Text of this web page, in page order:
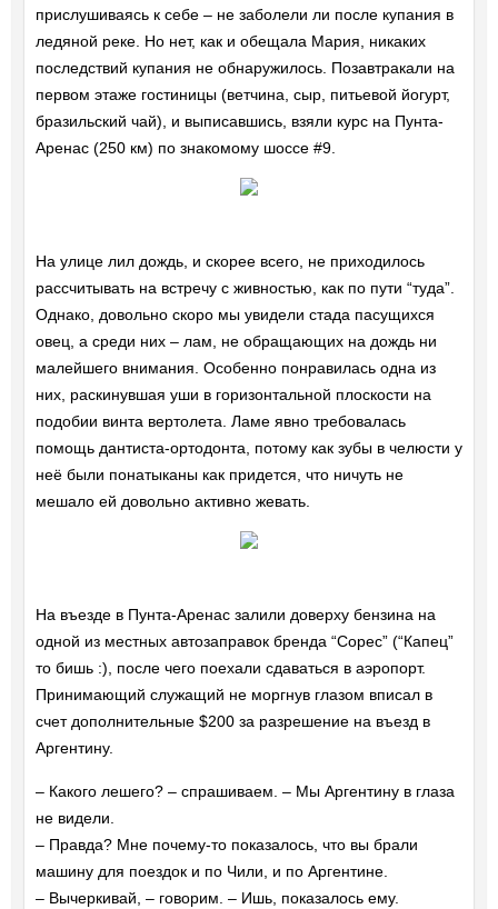
прислушиваясь к себе – не заболели ли после купания в
ледяной реке. Но нет, как и обещала Мария, никаких
последствий купания не обнаружилось. Позавтракали на
первом этаже гостиницы (ветчина, сыр, питьевой йогурт,
бразильский чай), и выписавшись, взяли курс на Пунта-
Аренас (250 км) по знакомому шоссе #9.
На улице лил дождь, и скорее всего, не приходилось
рассчитывать на встречу с живностью, как по пути “туда”.
Однако, довольно скоро мы увидели стада пасущихся
овец, а среди них – лам, не обращающих на дождь ни
малейшего внимания. Особенно понравилась одна из
них, раскинувшая уши в горизонтальной плоскости на
подобии винта вертолета. Ламе явно требовалась
помощь дантиста-ортодонта, потому как зубы в челюсти у
неё были понатыканы как придется, что ничуть не
мешало ей довольно активно жевать.
На въезде в Пунта-Аренас залили доверху бензина на
одной из местных автозаправок бренда “Copec” (“Капец”
то бишь :), после чего поехали сдаваться в аэропорт.
Принимающий служащий не моргнув глазом вписал в
счет дополнительные $200 за разрешение на въезд в
Аргентину.
– Какого лешего? – спрашиваем. – Мы Аргентину в глаза
не видели.
– Правда? Мне почему-то показалось, что вы брали
машину для поездок и по Чили, и по Аргентине.
– Вычеркивай, – говорим. – Ишь, показалось ему.